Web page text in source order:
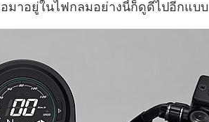
มาอยู่ในไฟกลมอย่างนี้ก็ดูดีไปอีกแบบ